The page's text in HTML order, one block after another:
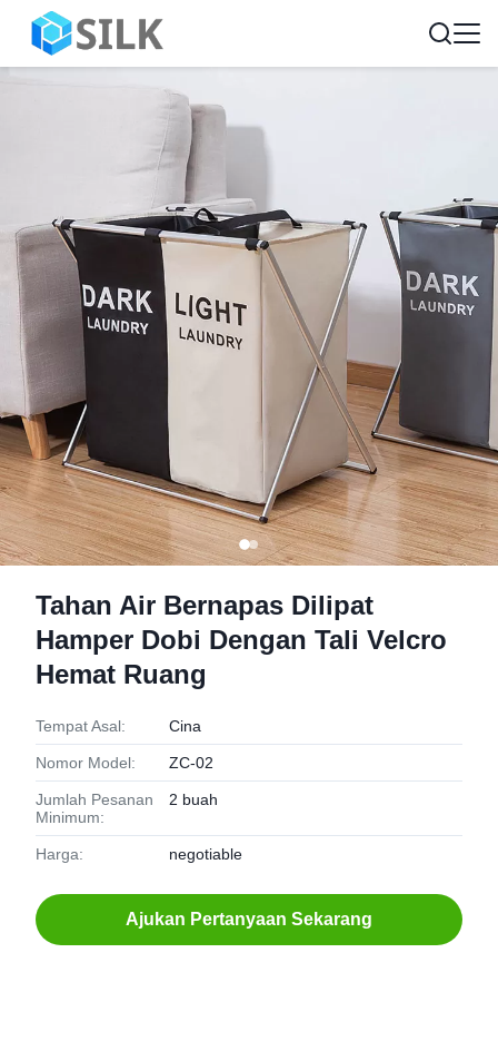
Tahan Air Bernapas Dilipat
Hamper Dobi Dengan Tali Velcro
Hemat Ruang
Tempat Asal: Cina
Nomor Model: ZC-02
Jumlah Pesanan
Minimum:
2 buah
Harga: negotiable
Ajukan Pertanyaan Sekarang